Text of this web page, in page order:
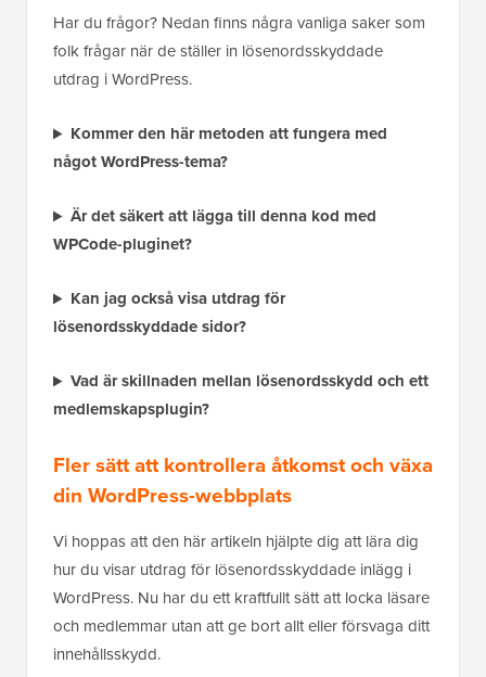
Har du frågor? Nedan finns några vanliga saker som
folk frågar när de ställer in lösenordsskyddade
utdrag i WordPress.
Kommer den här metoden att fungera med
något WordPress-tema?
Är det säkert att lägga till denna kod med
WPCode-pluginet?
Kan jag också visa utdrag för
lösenordsskyddade sidor?
Vad är skillnaden mellan lösenordsskydd och ett
medlemskapsplugin?
Fler sätt att kontrollera åtkomst och växa
din WordPress-webbplats
Vi hoppas att den här artikeln hjälpte dig att lära dig
hur du visar utdrag för lösenordsskyddade inlägg i
WordPress. Nu har du ett kraftfullt sätt att locka läsare
och medlemmar utan att ge bort allt eller försvaga ditt
innehållsskydd.